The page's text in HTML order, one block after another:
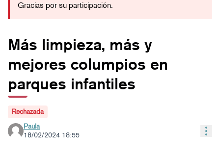
Gracias por su participación.
Más limpieza, más y
mejores columpios en
parques infantiles
Rechazada
Paula
18/02/2024 18:55